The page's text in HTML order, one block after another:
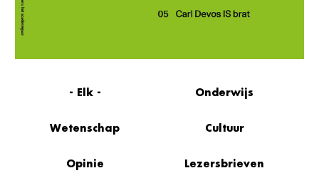
- Elk - Onderwijs
Wetenschap Cultuur
Opinie Lezersbrieven